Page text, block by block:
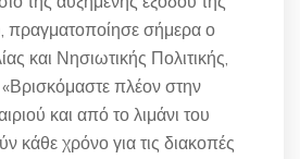
πραγματοποίησε σήμερα ο
και Νησιωτικής Πολιτικής,
«Βρισκόμαστε πλέον στην
και από το λιμάνι του
κάθε χρόνο για τις διακοπές